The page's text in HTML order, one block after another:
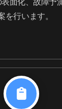
を行います。